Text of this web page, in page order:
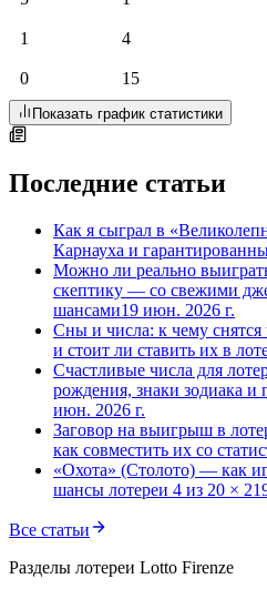
1 4
0 15
Показать график статистики
Последние статьи
Как я сыграл в
Карнауха и
Можно ли реально
скептику — со свежими
шансами19 июн. 2026 г.
Сны и числа: к чему
и стоит ли ставить их в
Счастливые числа для
рождения, знаки зодиака
июн. 2026 г.
Заговор на выигрыш в
как совместить их со
«Охота» (Столото) — как
шансы лотереи 4 из 20 × 2
Все статьи
Разделы лотереи Lotto Firenze